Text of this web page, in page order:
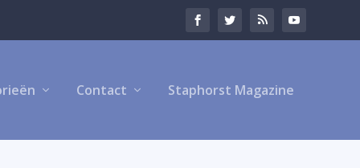
Contact Staphorst Magazine